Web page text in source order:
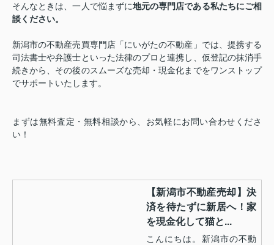
そんなときは、一人で悩まずに地元の専門店である私たちにご相
談ください。
新潟市の不動産売買専門店「にいがたの不動産」では、提携する
司法書士や弁護士といった法律のプロと連携し、仮登記の抹消手
続きから、その後のスムーズな売却・現金化までをワンストップ
でサポートいたします。
まずは無料査定・無料相談から、お気軽にお問い合わせくださ
い！
【新潟市不動産売却】決
済を待たずに新居へ！家
を現金化して猫と...
こんにちは。新潟市の不動